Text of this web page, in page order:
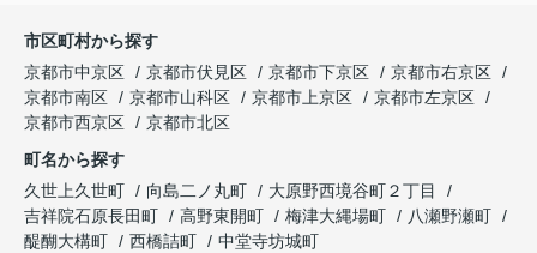
市区町村から探す
京都市中京区
京都市伏見区 京都市下京区
京都市右京区
京都市南区
京都市山科区 京都市上京区
京都市左京区
京都市西京区
京都市北区
町名から探す
久世上久世町
向島二ノ丸町
大原野西境谷町２丁目
吉祥院石原長田町
高野東開町 梅津大縄場町
八瀬野瀬町
醍醐大構町
西橋詰町
中堂寺坊城町